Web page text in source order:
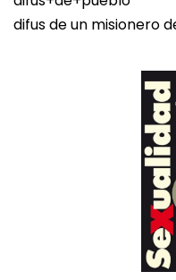
difus de un misionero